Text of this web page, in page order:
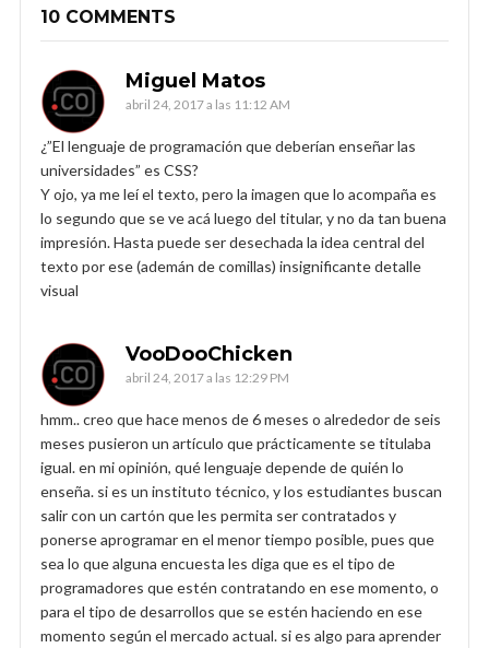
10 COMMENTS
Miguel Matos
abril 24, 2017 a las 11:12 AM
¿”El lenguaje de programación que deberían enseñar las
universidades” es CSS?
Y ojo, ya me leí el texto, pero la imagen que lo acompaña es
lo segundo que se ve acá luego del titular, y no da tan buena
impresión. Hasta puede ser desechada la idea central del
texto por ese (ademán de comillas) insignificante detalle
visual
VooDooChicken
abril 24, 2017 a las 12:29 PM
hmm.. creo que hace menos de 6 meses o alrededor de seis
meses pusieron un artículo que prácticamente se titulaba
igual. en mi opinión, qué lenguaje depende de quién lo
enseña. si es un instituto técnico, y los estudiantes buscan
salir con un cartón que les permita ser contratados y
ponerse aprogramar en el menor tiempo posible, pues que
sea lo que alguna encuesta les diga que es el tipo de
programadores que estén contratando en ese momento, o
para el tipo de desarrollos que se estén haciendo en ese
momento según el mercado actual. si es algo para aprender